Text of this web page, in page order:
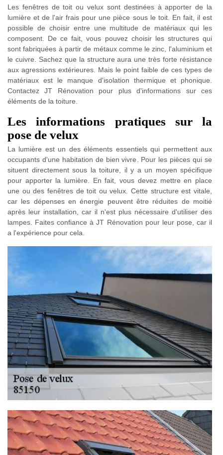
Les fenêtres de toit ou velux sont destinées à apporter de la
lumière et de l'air frais pour une pièce sous le toit. En fait, il est
possible de choisir entre une multitude de matériaux qui les
composent. De ce fait, vous pouvez choisir les structures qui
sont fabriquées à partir de métaux comme le zinc, l'aluminium et
le cuivre. Sachez que la structure aura une très forte résistance
aux agressions extérieures. Mais le point faible de ces types de
matériaux est le manque d'isolation thermique et phonique.
Contactez JT Rénovation pour plus d'informations sur ces
éléments de la toiture.
Les informations pratiques sur la
pose de velux
La lumière est un des éléments essentiels qui permettent aux
occupants d'une habitation de bien vivre. Pour les pièces qui se
situent directement sous la toiture, il y a un moyen spécifique
pour apporter la lumière. En fait, vous devez mettre en place
une ou des fenêtres de toit ou velux. Cette structure est vitale,
car les dépenses en énergie peuvent être réduites de moitié
après leur installation, car il n'est plus nécessaire d'utiliser des
lampes. Faites confiance à JT Rénovation pour leur pose, car il
a l'expérience pour cela.